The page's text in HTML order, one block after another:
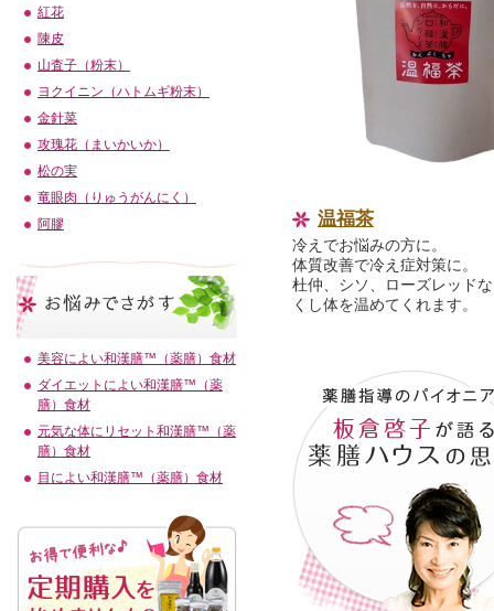
温福茶
冷えでお悩みの方に。
体質改善で冷え症対策に。
杜仲、シソ、ローズレッド
くし体を温めてくれます。
紅花
陳皮
山査子（粉末）
ヨクイニン（ハトムギ粉末）
金針菜
攻瑰花（まいかいか）
松の実
竜眼肉（りゅうがんにく）
阿膠
美容によい和漢膳™（薬膳）食材
ダイエットによい和漢膳™（薬
膳）食材
元気な体にリセット和漢膳™（薬
膳）食材
目によい和漢膳™（薬膳）食材